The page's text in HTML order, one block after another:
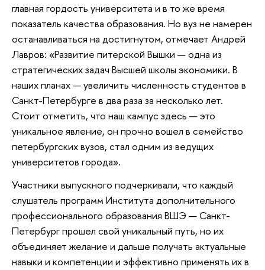
главная гордость университета и в то же время
показатель качества образования. Но вуз не намерен
останавливаться на достигнутом, отмечает Андрей
Лавров: «Развитие питерской Вышки — одна из
стратегических задач Высшей школы экономики. В
наших планах — увеличить численность студентов в
Санкт-Петербурге в два раза за несколько лет.
Стоит отметить, что наш кампус здесь — это
уникальное явление, он прочно вошел в семейство
петербургских вузов, стал одним из ведущих
университетов города».
Участники выпускного подчеркивали, что каждый
слушатель программ Института дополнительного
профессионального образования ВШЭ — Санкт-
Петербург прошел свой уникальный путь, но их
объединяет желание и дальше получать актуальные
навыки и компетенции и эффективно применять их в